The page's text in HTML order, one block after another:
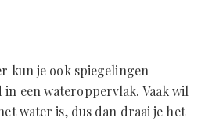
kun je ook spiegelingen
een wateroppervlak. Vaak wil
water is, dus dan draai je het